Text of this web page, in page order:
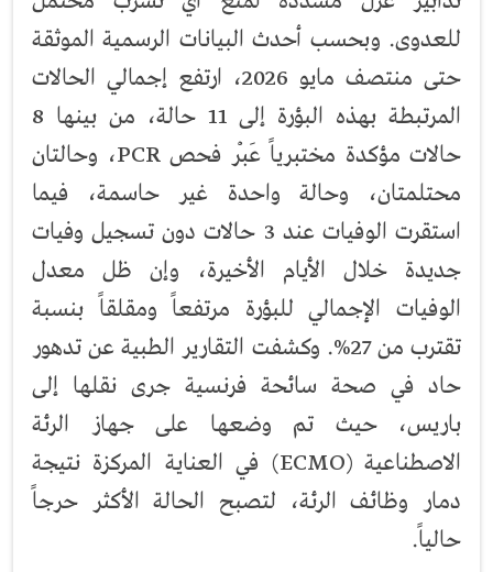
للعدوى. وبحسب أحدث البيانات الرسمية الموثقة
حتى منتصف مايو 2026، ارتفع إجمالي الحالات
المرتبطة بهذه البؤرة إلى 11 حالة، من بينها 8
حالات مؤكدة مختبرياً عَبْر فحص PCR، وحالتان
محتلمتان، وحالة واحدة غير حاسمة، فيما
استقرت الوفيات عند 3 حالات دون تسجيل وفيات
جديدة خلال الأيام الأخيرة، وإن ظل معدل
الوفيات الإجمالي للبؤرة مرتفعاً ومقلقاً بنسبة
تقترب من 27%. وكشفت التقارير الطبية عن تدهور
حاد في صحة سائحة فرنسية جرى نقلها إلى
باريس، حيث تم وضعها على جهاز الرئة
الاصطناعية (ECMO) في العناية المركزة نتيجة
دمار وظائف الرئة، لتصبح الحالة الأكثر حرجاً
حالياً.